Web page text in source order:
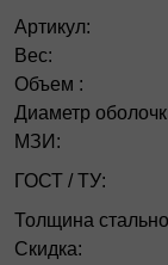
Артикул:
Вес:
Объем :
Диаметр
МЗИ:
ГОСТ / ТУ:
Толщина
Скидка: